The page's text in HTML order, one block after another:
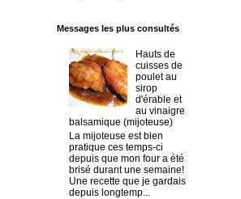
Messages les plus consultés
Hauts de
cuisses de
poulet au
sirop
d'érable et
au vinaigre
balsamique (mijoteuse)
La mijoteuse est bien
pratique ces temps-ci
depuis que mon four a été
brisé durant une semaine!
Une recette que je gardais
depuis longtemp...